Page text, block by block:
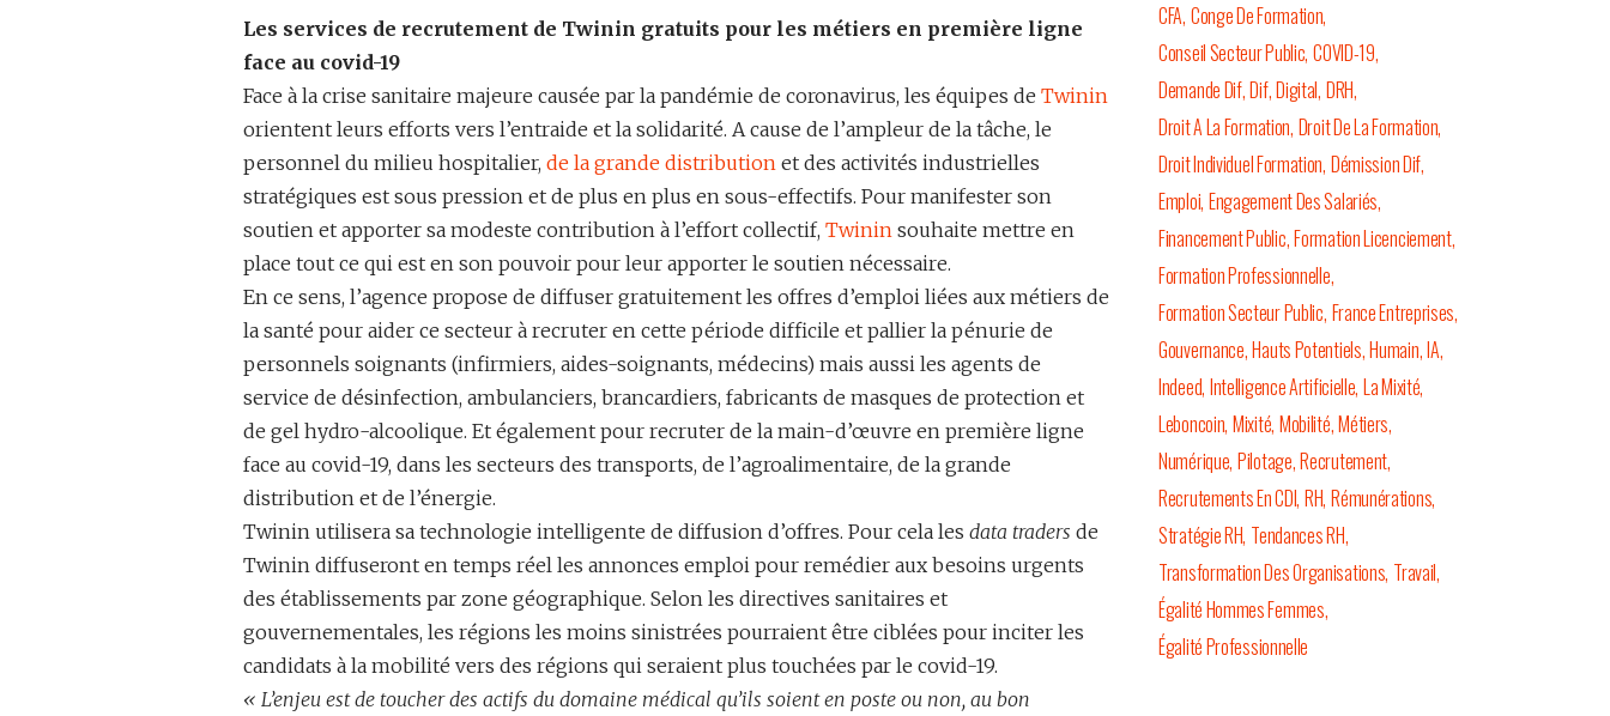
Les services de recrutement de Twinin gratuits pour les métiers en première ligne
face au covid-19
Face à la crise sanitaire majeure causée par la pandémie de coronavirus, les équipes de Twinin
orientent leurs efforts vers l’entraide et la solidarité. A cause de l’ampleur de la tâche, le
personnel du milieu hospitalier, de la grande distributionet des activités industrielles
stratégiques est sous pression et de plus en plus en sous-effectifs. Pour manifester son
soutien et apporter sa modeste contribution à l’effort collectif, Twininsouhaite mettre en
place tout ce qui est en son pouvoir pour leur apporter le soutien nécessaire.
En ce sens, l’agence propose de diffuser gratuitement les offres d’emploi liées aux métiers de
la santé pour aider ce secteur à recruter en cette période difficile et pallier la pénurie de
personnels soignants (infirmiers, aides-soignants, médecins) mais aussi les agents de
service de désinfection, ambulanciers, brancardiers, fabricants de masques de protection et
de gel hydro-alcoolique. Et également pour recruter de la main-d’œuvre en première ligne
face au covid-19, dans les secteurs des transports, de l’agroalimentaire, de la grande
distribution et de l’énergie.
Twinin utilisera sa technologie intelligente de diffusion d’offres. Pour cela les data traders de
Twinin diffuseront en temps réel les annonces emploi pour remédier aux besoins urgents
des établissements par zone géographique. Selon les directives sanitaires et
gouvernementales, les régions les moins sinistrées pourraient être ciblées pour inciter les
candidats à la mobilité vers des régions qui seraient plus touchées par le covid-19.
« L’enjeu est de toucher des actifs du domaine médical qu’ils soient en poste ou non, au bon
CFA Conge De Formation
Conseil Secteur Public COVID-19
Demande Dif Dif Digital DRH
Droit A La Formation Droit De La Formation
Droit Individuel Formation Démission Dif
Emploi Engagement Des Salariés
Financement Public Formation Licenciement
Formation Professionnelle
Formation Secteur Public France Entreprises
Gouvernance Hauts Potentiels Humain IA
Indeed Intelligence Artificielle La Mixité
Leboncoin Mixité Mobilité Métiers
Numérique Pilotage Recrutement
Recrutements En CDI RH Rémunérations
Stratégie RH Tendances RH
Transformation Des Organisations Travail
Égalité Hommes Femmes
Égalité Professionnelle